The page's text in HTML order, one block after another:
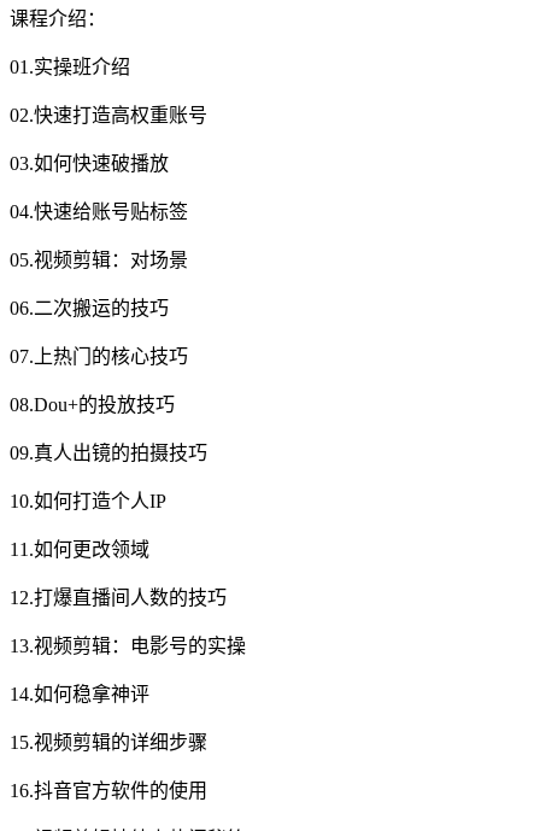
课程介绍：
01.实操班介绍
02.快速打造高权重账号
03.如何快速破播放
04.快速给账号贴标签
05.视频剪辑：对场景
06.二次搬运的技巧
07.上热门的核心技巧
08.Dou+的投放技巧
09.真人出镜的拍摄技巧
10.如何打造个人IP
11.如何更改领域
12.打爆直播间人数的技巧
13.视频剪辑：电影号的实操
14.如何稳拿神评
15.视频剪辑的详细步骤
16.抖音官方软件的使用